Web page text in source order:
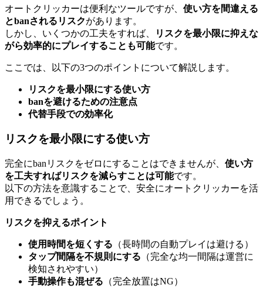
オートクリッカーは便利なツールですが、 使い方を間違える
とbanされるリスクがあります。
しかし、いくつかの工夫をすれば、
リスクを最小限に抑えな
がら効率的にプレイすることも可能です。
ここでは、以下の3つのポイントについて解説します。
リスクを最小限にする使い方
banを避けるための注意点
代替手段での効率化
リスクを最小限にする使い方
完全にbanリスクをゼロにすることはできませんが、 使い方
を工夫すればリスクを減らすことは可能です。
以下の方法を意識することで、安全にオートクリッカーを活
用できるでしょう。
リスクを抑えるポイント
使用時間を短くする （長時間の自動プレイは避ける）
タップ間隔を不規則にする （完全な均一間隔は運営に
検知されやすい）
手動操作も混ぜる （完全放置はNG）